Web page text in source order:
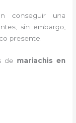
conseguir una
sin embargo,
presente.
de mariachis en